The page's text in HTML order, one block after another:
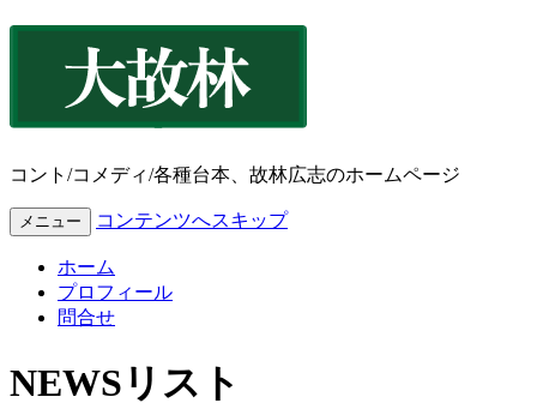
コント/コメディ/各種台本、故林広志のホームページ
メニュー コンテンツへスキップ
ホーム
プロフィール
問合せ
NEWSリスト